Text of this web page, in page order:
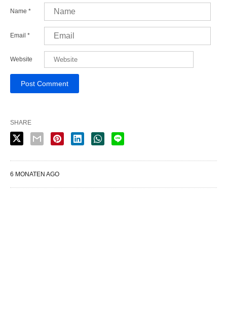
Name *
Email *
Website
SHARE
6 MONATEN AGO